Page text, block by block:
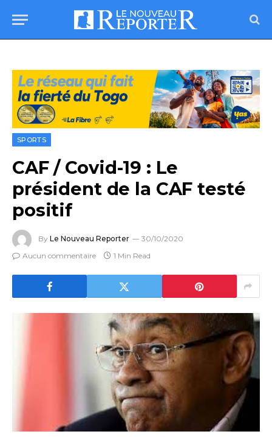
SPORTS
CAF / Covid-19 : Le
président de la CAF testé
positif
By Le Nouveau Reporter
30/10/2020
Aucun commentaire
1 Min Read